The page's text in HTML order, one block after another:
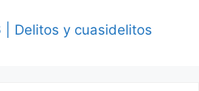
| Delitos y cuasidelitos